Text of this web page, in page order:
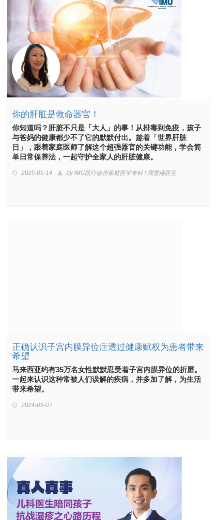
你的肝脏是救命器官！
你知道吗？肝脏不只是「大人」的事！从排毒到免疫，孩子
与爸妈的健康都少不了它的默默付出。趁着「世界肝脏
日」，跟着家庭医师了解这个超强器官的关键功能，学会简
单日常保养法，一起守护全家人的肝脏健康。
2025-05-14 byIMU医疗诊所家庭医学专科 I 周雪燕医生
正确认识子宫内膜异位症透过健康赋权为患者带来
希望
马来西亚约有35万名女性默默忍受着子宫内膜异位的折磨。
一起来认识这种常被人们误解的疾病，并多加了解，为生活
带来希望。
2024-05-07